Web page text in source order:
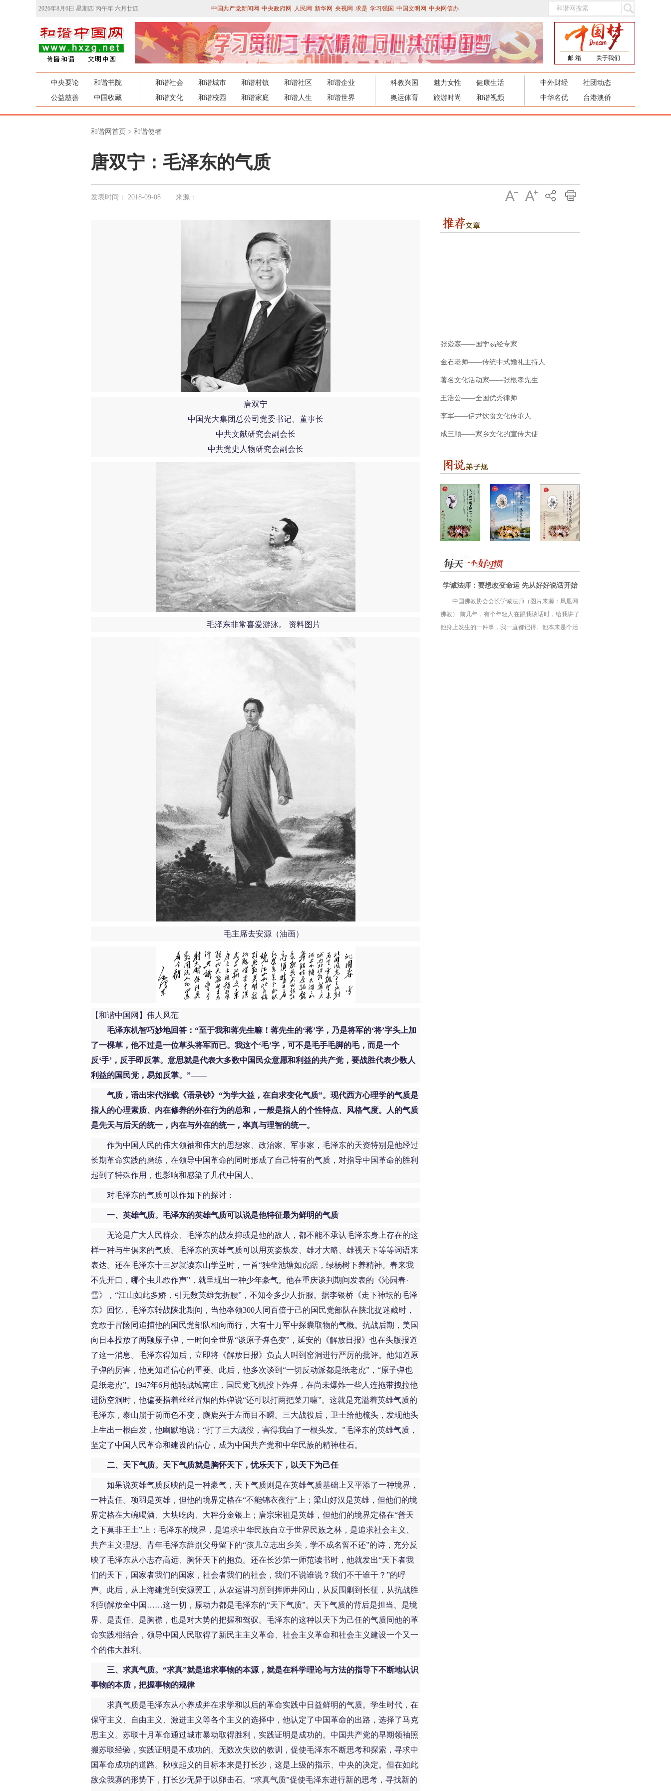
2026年8月6日 星期四 丙午年 六月廿四 中国共产党新闻网 中央政府网 人民网 新华网 央视网 求是 学习强国 中国文明网 中央网信办
邮 箱 关于我们
中央要论
和谐书院
公益慈善
中国收藏
和谐社会 和谐城市 和谐村镇 和谐社区
和谐企业
和谐文化
和谐校园 和谐家庭 和谐人生 和谐世界
科教兴国 魅力女性
健康生活
奥运体育
旅游时尚 和谐视频
中外财经
社团动态
中华名优
台港澳侨
和谐网首页 > 和谐使者
唐双宁：毛泽东的气质
发表时间： 2018-09-08 来源：
唐双宁
中国光大集团总公司党委书记、董事长
中共文献研究会副会长
中共党史人物研究会副会长
毛泽东非常喜爱游泳。 资料图片
毛主席去安源（油画）
【和谐中国网】伟人风范
毛泽东机智巧妙地回答：“至于我和蒋先生嘛！蒋先生的‘蒋’字，乃是将军的‘将’字头上加
了一棵草，他不过是一位草头将军而已。我这个‘毛’字，可不是毛手毛脚的毛，而是一个
反‘手’，反手即反掌。意思就是代表大多数中国民众意愿和利益的共产党，要战胜代表少数人
利益的国民党，易如反掌。”——
气质，语出宋代张载《语录钞》“为学大益，在自求变化气质”。现代西方心理学的气质是
指人的心理素质、内在修养的外在行为的总和，一般是指人的个性特点、风格气度。人的气质
是先天与后天的统一，内在与外在的统一，率真与理智的统一。
作为中国人民的伟大领袖和伟大的思想家、政治家、军事家，毛泽东的天资特别是他经过
长期革命实践的磨练，在领导中国革命的同时形成了自己特有的气质，对指导中国革命的胜利
起到了特殊作用，也影响和感染了几代中国人。
对毛泽东的气质可以作如下的探讨：
一、英雄气质。毛泽东的英雄气质可以说是他特征最为鲜明的气质
无论是广大人民群众、毛泽东的战友抑或是他的敌人，都不能不承认毛泽东身上存在的这
样一种与生俱来的气质。毛泽东的英雄气质可以用英姿焕发、雄才大略、雄视天下等等词语来
表达。还在毛泽东十三岁就读东山学堂时，一首“独坐池塘如虎踞，绿杨树下养精神。春来我
不先开口，哪个虫儿敢作声”，就呈现出一种少年豪气。他在重庆谈判期间发表的《沁园春·
雪》，“江山如此多娇，引无数英雄竞折腰”，不知令多少人折服。据李银桥《走下神坛的毛泽
东》回忆，毛泽东转战陕北期间，当他率领300人同百倍于己的国民党部队在陕北捉迷藏时，
竞敢于冒险同追捕他的国民党部队相向而行，大有十万军中探囊取物的气概。抗战后期，美国
向日本投放了两颗原子弹，一时间全世界“谈原子弹色变”，延安的《解放日报》也在头版报道
了这一消息。毛泽东得知后，立即将《解放日报》负责人叫到窑洞进行严厉的批评。他知道原
子弹的厉害，他更知道信心的重要。此后，他多次谈到“一切反动派都是纸老虎”，“原子弹也
是纸老虎”。1947年6月他转战城南庄，国民党飞机投下炸弹，在尚未爆炸一些人连拖带拽拉他
进防空洞时，他偏要指着丝丝冒烟的炸弹说“还可以打两把菜刀嘛”。这就是充溢着英雄气质的
毛泽东，泰山崩于前而色不变，麋鹿兴于左而目不瞬。三大战役后，卫士给他梳头，发现他头
上生出一根白发，他幽默地说：“打了三大战役，害得我白了一根头发。”毛泽东的英雄气质，
坚定了中国人民革命和建设的信心，成为中国共产党和中华民族的精神柱石。
二、天下气质。天下气质就是胸怀天下，忧乐天下，以天下为己任
如果说英雄气质反映的是一种豪气，天下气质则是在英雄气质基础上又平添了一种境界，
一种责任。项羽是英雄，但他的境界定格在“不能锦衣夜行”上；梁山好汉是英雄，但他们的境
界定格在大碗喝酒、大块吃肉、大秤分金银上；唐宗宋祖是英雄，但他们的境界定格在“普天
之下莫非王土”上；毛泽东的境界，是追求中华民族自立于世界民族之林，是追求社会主义、
共产主义理想。青年毛泽东辞别父母留下的“孩儿立志出乡关，学不成名誓不还”的诗，充分反
映了毛泽东从小志存高远、胸怀天下的抱负。还在长沙第一师范读书时，他就发出“天下者我
们的天下，国家者我们的国家，社会者我们的社会，我们不说谁说？我们不干谁干？”的呼
声。此后，从上海建党到安源罢工，从农运讲习所到挥师井冈山，从反围剿到长征，从抗战胜
利到解放全中国……这一切，原动力都是毛泽东的“天下气质”。天下气质的背后是担当、是境
界、是责任、是胸襟，也是对大势的把握和驾驭。毛泽东的这种以天下为己任的气质同他的革
命实践相结合，领导中国人民取得了新民主主义革命、社会主义革命和社会主义建设一个又一
个的伟大胜利。
三、求真气质。“求真”就是追求事物的本源，就是在科学理论与方法的指导下不断地认识
事物的本质，把握事物的规律
求真气质是毛泽东从小养成并在求学和以后的革命实践中日益鲜明的气质。学生时代，在
保守主义、自由主义、激进主义等各个主义的选择中，他认定了中国革命的出路，选择了马克
思主义。苏联十月革命通过城市暴动取得胜利，实践证明是成功的。中国共产党的早期领袖照
搬苏联经验，实践证明是不成功的。无数次失败的教训，促使毛泽东不断思考和探索，寻求中
国革命成功的道路。秋收起义的目标本来是打长沙，这是上级的指示、中央的决定。但在如此
敌众我寡的形势下，打长沙无异于以卵击石。“求真气质”促使毛泽东进行新的思考，寻找新的
张焱森——国学易经专家
金石老师——传统中式婚礼主持人
著名文化活动家——张根孝先生
王浩公——全国优秀律师
李军——伊尹饮食文化传承人
成三顺——家乡文化的宣传大使
学诚法师：要想改变命运 先从好好说话开始
中国佛教协会会长学诚法师（图片来源：凤凰网
佛教） 前几年，有个年轻人在跟我谈话时，给我讲了
他身上发生的一件事，我一直都记得。他本来是个活